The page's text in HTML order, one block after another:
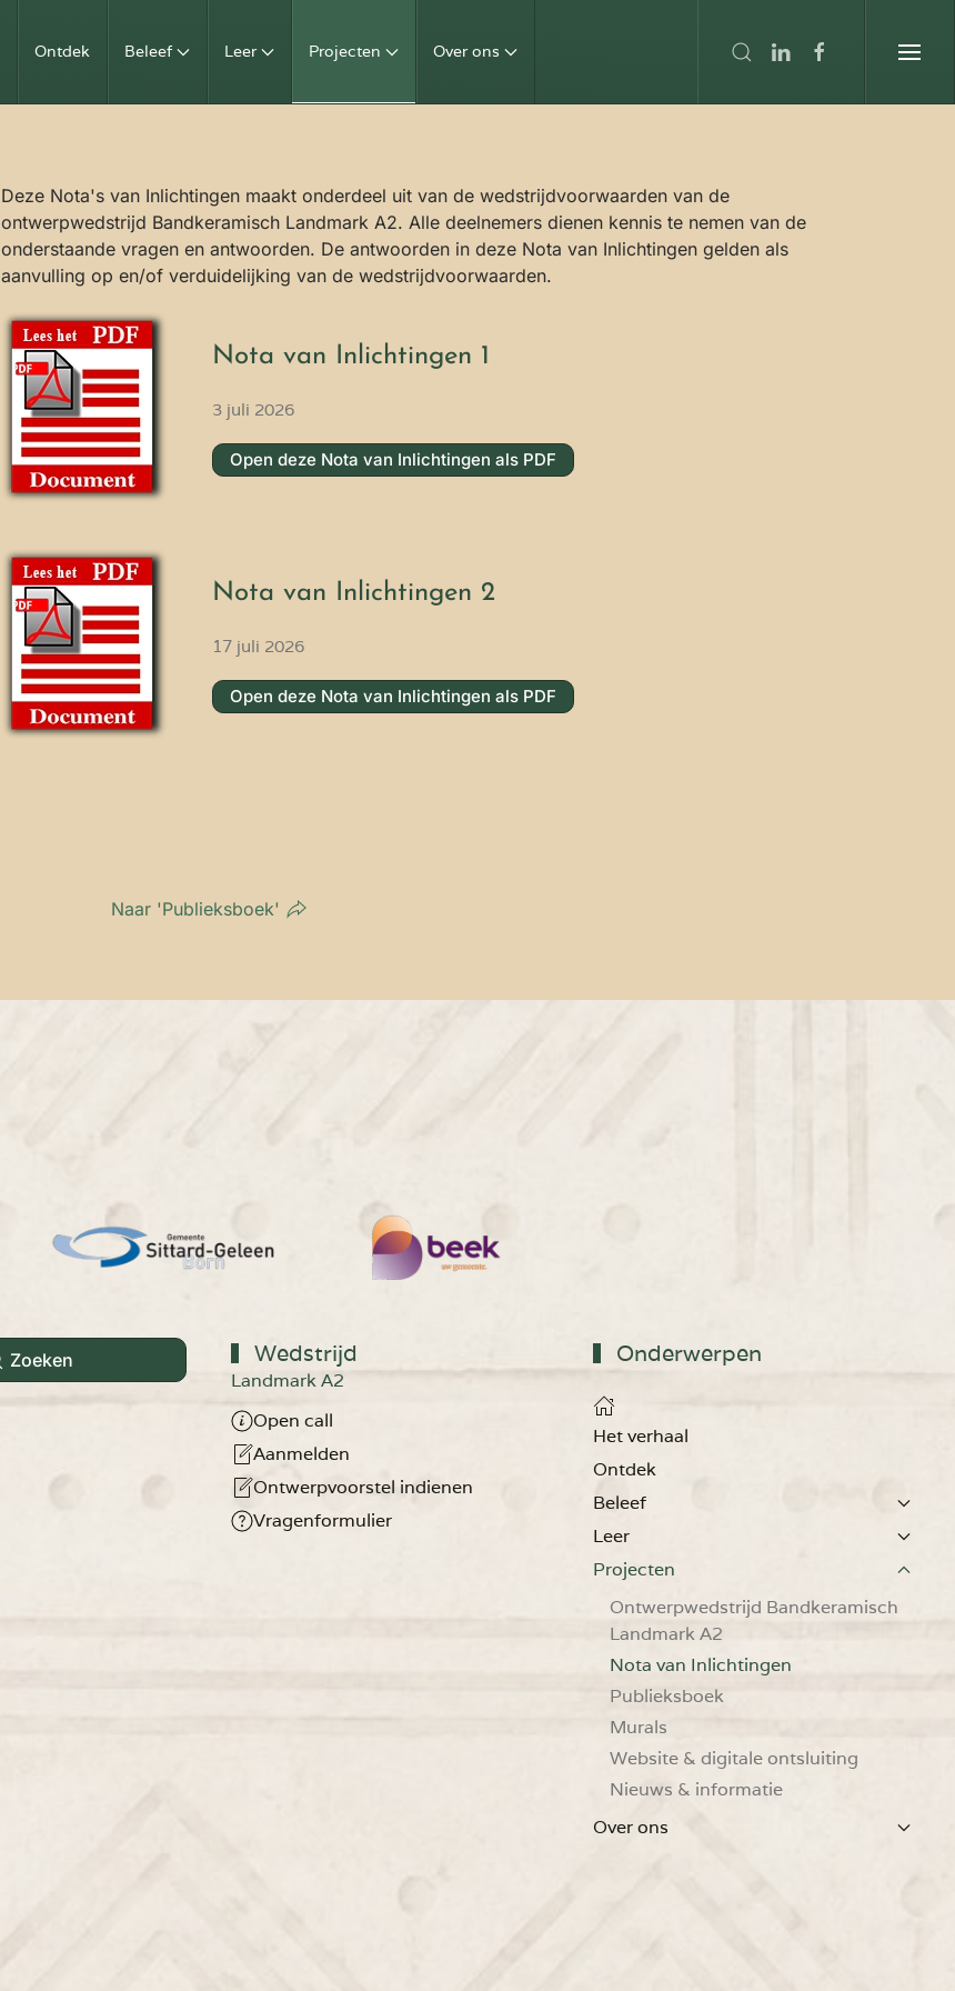
Ontdek Beleef Leer Projecten Over ons
Deze Nota's van Inlichtingen maakt onderdeel uit van de wedstrijdvoorwaarden van de
ontwerpwedstrijd Bandkeramisch Landmark A2. Alle deelnemers dienen kennis te nemen van de
onderstaande vragen en antwoorden. De antwoorden in deze Nota van Inlichtingen gelden als
aanvulling op en/of verduidelijking van de wedstrijdvoorwaarden.
Nota van Inlichtingen 1
3 juli 2026
Open deze Nota van Inlichtingen als PDF
Nota van Inlichtingen 2
17 juli 2026
Open deze Nota van Inlichtingen als PDF
Naar 'Publieksboek'
Zoeken Wedstrijd
Landmark A2
Open call
Aanmelden
Ontwerpvoorstel indienen
Vragenformulier
Onderwerpen
Het verhaal
Ontdek
Beleef
Leer
Projecten
Ontwerpwedstrijd Bandkeramisch
Landmark A2
Nota van Inlichtingen
Publieksboek
Murals
Website & digitale ontsluiting
Nieuws & informatie
Over ons